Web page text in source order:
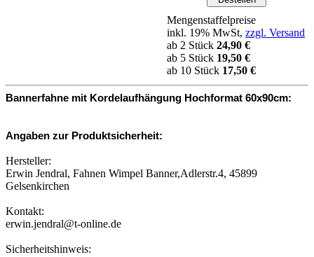
Mengenstaffelpreise
inkl. 19% MwSt, zzgl. Versand
ab 2 Stück 24,90 €
ab 5 Stück 19,50 €
ab 10 Stück 17,50 €
Bannerfahne mit Kordelaufhängung Hochformat 60x90cm:
Angaben zur Produktsicherheit:
Hersteller:
Erwin Jendral, Fahnen Wimpel Banner,Adlerstr.4, 45899
Gelsenkirchen
Kontakt:
erwin.jendral@t-online.de
Sicherheitshinweis: